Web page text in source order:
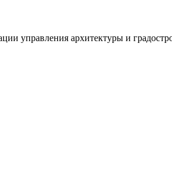
управления архитектуры и